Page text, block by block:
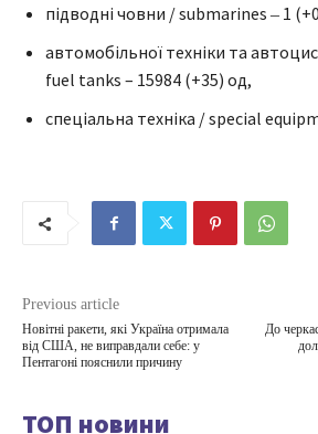
підводні човни / submarines ‒ 1
автомобільної техніки та
fuel tanks – 15984 (+35) од,
спеціальна техніка / special
Previous article
Новітні ракети, які Україна отримала
від США, не виправдали себе: у
Пентагоні пояснили причину
До
ТОП новини